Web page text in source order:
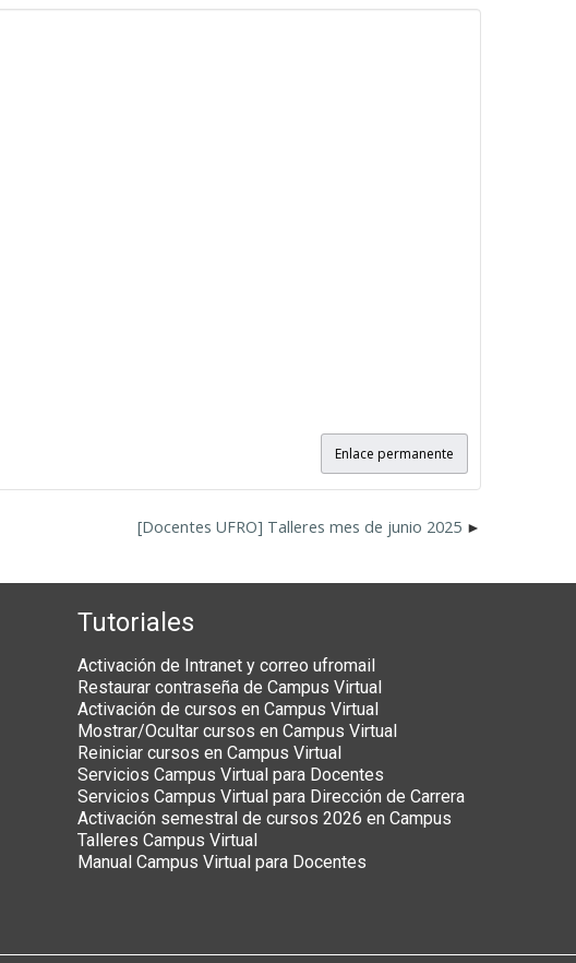
Enlace permanente
[Docentes UFRO] Talleres mes de junio 2025
Tutoriales
Activación de Intranet y correo ufromail
Restaurar contraseña de Campus Virtual
Activación de cursos en Campus Virtual
Mostrar/Ocultar cursos en Campus Virtual
Reiniciar cursos en Campus Virtual
Servicios Campus Virtual para Docentes
Servicios Campus Virtual para Dirección de Carrera
Activación semestral de cursos 2026 en Campus
Talleres Campus Virtual
Manual Campus Virtual para Docentes